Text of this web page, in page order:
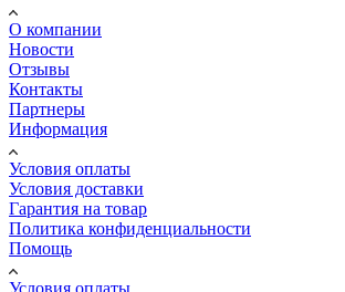
О компании
Новости
Отзывы
Контакты
Партнеры
Информация
Условия оплаты
Условия доставки
Гарантия на товар
Политика конфиденциальности
Помощь
Условия оплаты